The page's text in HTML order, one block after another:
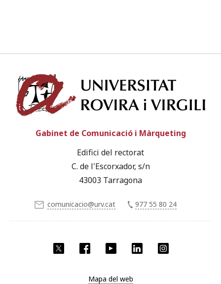
Facebook YouTube LinkedIn
Gabinet de Comunicació i Màrqueting
Edifici del rectorat
C. de l'Escorxador, s/n
43003 Tarragona
comunicacio@urv.cat 977 55 80 24
Mapa del web